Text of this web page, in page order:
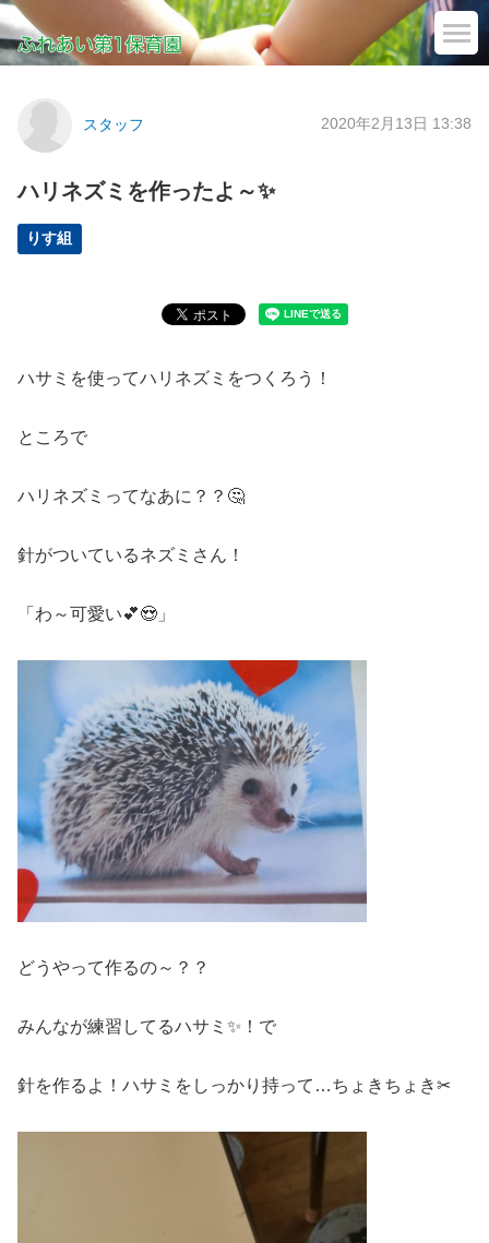
スタッフ 2020年2月13日 13:38
ハリネズミを作ったよ～✨
りす組
ハサミを使ってハリネズミをつくろう！
ところで
ハリネズミってなあに？？🤔
針がついているネズミさん！
「わ～可愛い💕😍」
どうやって作るの～？？
みんなが練習してるハサミ✨！で
針を作るよ！ハサミをしっかり持って…ちょきちょき✂